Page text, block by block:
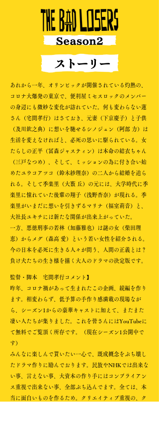
あれから一年、オリンピックが開催されている灼熱の、
コロナ大爆発の東京で、便利屋ミセスロックのメンバー
の身辺にも微妙な変化が訪れていた。何も変わらない蓮
さん（宅間孝行）はさておき、元妻（下京慶子）と子供
（及川欽之典）に想いを馳せるシノジュン（阿部 力）は
生活を変えなければと、必死の思いに駆られている。女
たらしの正平（冨森ジャスティン）は本命の結衣ちゃん
（三戸なつめ）、そして、ミッションの為に付き合い始
めたユウコアツコ（鈴木紗理奈）の二人から結婚を迫ら
れる。そして季楽里（大薮 丘）の元には、大学時代に季
楽里に憧れていた後輩の翔子（浅野杏奈）が現れる。季
楽里がいまだに想いを引きずるマリナ（福室莉音）と、
大社長ユキチには新たな関係が出来上がっていた。
一方、悪徳刑事の若林（加藤雅也）は謎の女（柴田理
恵）からメグ（森高 愛）という若い女性を紹介される。
今の日本を必死に生きる人々が問う、人間の正義とは？
負け犬たちの生き様を描く大人のドラマの決定版です。
監督・脚本 宅間孝行コメント】
昨年、コロナ禍があって生まれたこの企画、続編を作り
ます。相変わらず、低予算の手作り感満載の現場なが
ら、シーズン1からの豪華キャストに加えて、またまた
凄い人たちが集りました。これを皆さんにはYouTubeに
て無料でご覧頂く所存です。（現在シーズン1公開中で
す）
みんなに楽しんで貰いたい一心で、既成概念をぶち壊し
たドラマ作りに励んでおります。民放やNHKでは出来な
い事、言えない事、大資本の作り手にはコンプライアン
ス重視で出来ない事、全部ぶち込んでます。全ては、本
当に面白いものを作るため。クリエイティブ重視の、ク